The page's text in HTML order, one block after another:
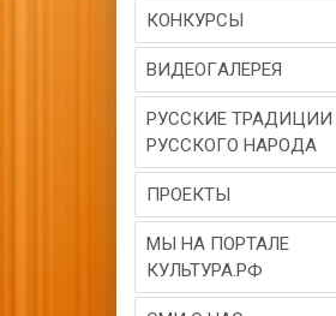
КОНКУРСЫ
ВИДЕОГAЛЕРЕЯ
РУССКИЕ ТРАДИЦИИ
РУССКОГО НАРОДА
ПРОЕКТЫ
МЫ НА ПОРТАЛЕ
КУЛЬТУРА.РФ